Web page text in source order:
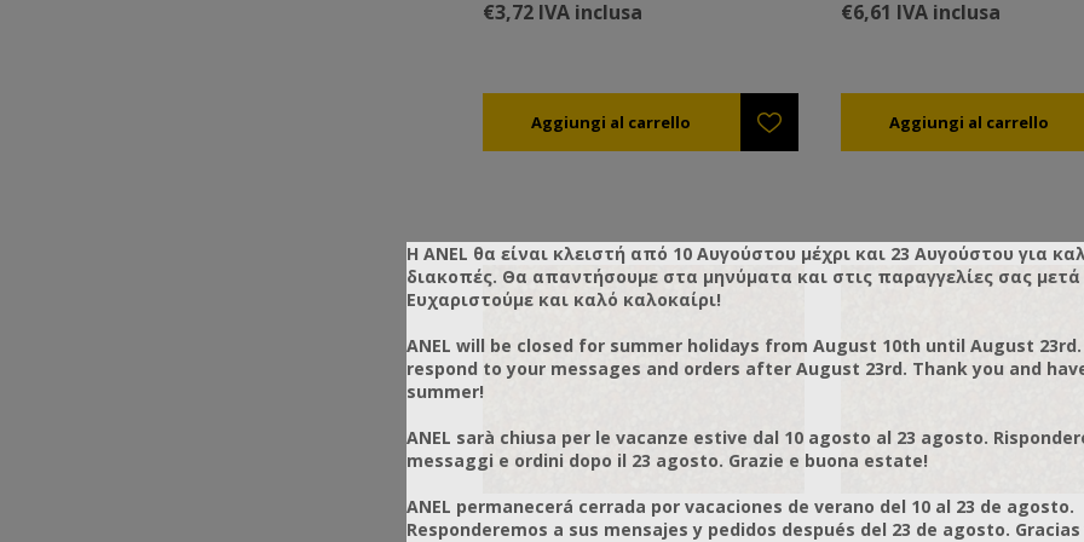
€3,72 IVA inclusa €6,61 IVA inclusa
Η ANEL θα είναι κλειστή από 10 Αυγούστου μέχρι και 23 Αυγούστου για
διακοπές. Θα απαντήσουμε στα μηνύματα και στις παραγγελίες σας μετά
Ευχαριστούμε και καλό καλοκαίρι!
ANEL will be closed for summer holidays from August 10th until August
respond to your messages and orders after August 23rd. Thank you and
summer!
ANEL sarà chiusa per le vacanze estive dal 10 agosto al 23 agosto.
messaggi e ordini dopo il 23 agosto. Grazie e buona estate!
ANEL permanecerá cerrada por vacaciones de verano del 10 al 23 de agosto.
Responderemos a sus mensajes y pedidos después del 23 de agosto.